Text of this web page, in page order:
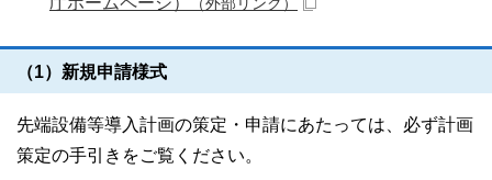
（1）新規申請様式
先端設備等導入計画の策定・申請にあたっては、必ず計画
策定の手引きをご覧ください。